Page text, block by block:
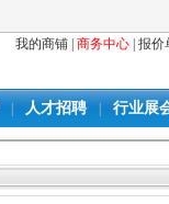
我的商铺 商务中心 报价
人才招聘 行业展